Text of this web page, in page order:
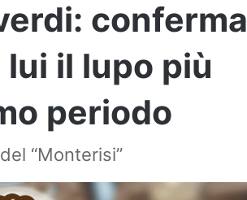
conferma
il lupo più
periodo
“Monterisi”